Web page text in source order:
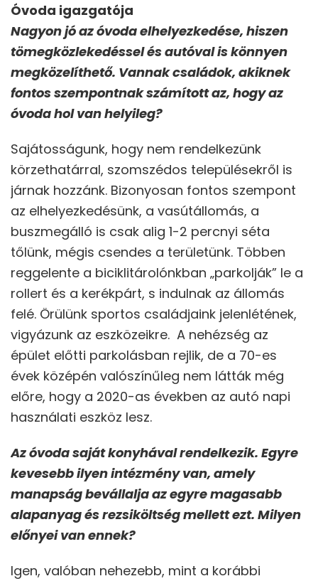
Óvoda igazgatója
Nagyon jó az óvoda elhelyezkedése, hiszen
tömegközlekedéssel és autóval is könnyen
megközelíthető. Vannak családok, akiknek
fontos szempontnak számított az, hogy az
óvoda hol van helyileg?
Sajátosságunk, hogy nem rendelkezünk
körzethatárral, szomszédos településekről is
járnak hozzánk. Bizonyosan fontos szempont
az elhelyezkedésünk, a vasútállomás, a
buszmegálló is csak alig 1-2 percnyi séta
tőlünk, mégis csendes a területünk. Többen
reggelente a biciklitárolónkban „parkolják” le a
rollert és a kerékpárt, s indulnak az állomás
felé. Örülünk sportos családjaink jelenlétének,
vigyázunk az eszközeikre. A nehézség az
épület előtti parkolásban rejlik, de a 70-es
évek középén valószínűleg nem látták még
előre, hogy a 2020-as években az autó napi
használati eszköz lesz.
Az óvoda saját konyhával rendelkezik. Egyre
kevesebb ilyen intézmény van, amely
manapság bevállalja az egyre magasabb
alapanyag és rezsiköltség mellett ezt. Milyen
előnyei van ennek?
Igen, valóban nehezebb, mint a korábbi